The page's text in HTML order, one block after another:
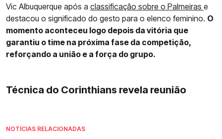
Vic Albuquerque após a classificação sobre o Palmeiras e
destacou o significado do gesto para o elenco feminino. O
momento aconteceu logo depois da vitória que
garantiu o time na próxima fase da competição,
reforçando a união e a força do grupo.
Técnica do Corinthians revela reunião
NOTÍCIAS RELACIONADAS